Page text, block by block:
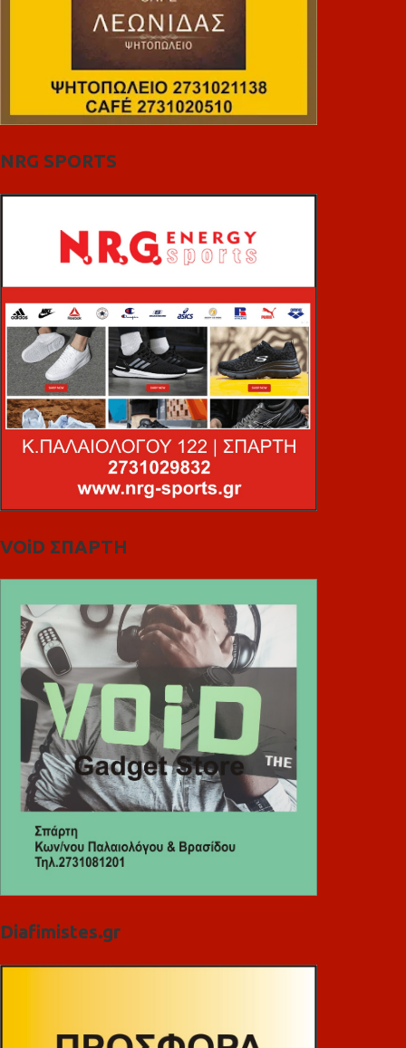
NRG SPORTS
VOiD ΣΠΑΡΤΗ
Diafimistes.gr